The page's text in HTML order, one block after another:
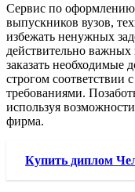
Сервис по оформлению
выпускников вузов,
избежать ненужных
действительно важных
заказать необходимые
строгом соответствии
требованиями.
используя
фирма.
Купить диплом